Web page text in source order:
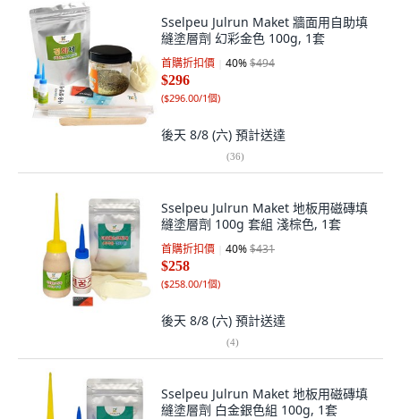
Sselpeu Julrun Maket 牆面用自助填
縫塗層劑 幻彩金色 100g, 1套
首購折扣價 40%$494
$296
($296.00/1個)
後天 8/8 (六) 預計送達
(36)
Sselpeu Julrun Maket 地板用磁磚填
縫塗層劑 100g 套組 淺棕色, 1套
首購折扣價 40%$431
$258
($258.00/1個)
後天 8/8 (六) 預計送達
(4)
Sselpeu Julrun Maket 地板用磁磚填
縫塗層劑 白金銀色組 100g, 1套